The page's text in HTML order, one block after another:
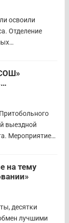
освоили
Отделение
психологов в
Все
итоговую
и получили
выездной
Мероприятие
округа
встреч для...
на тему
десятки
лучшими